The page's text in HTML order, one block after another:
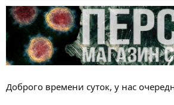
Доброго времени суток, у нас